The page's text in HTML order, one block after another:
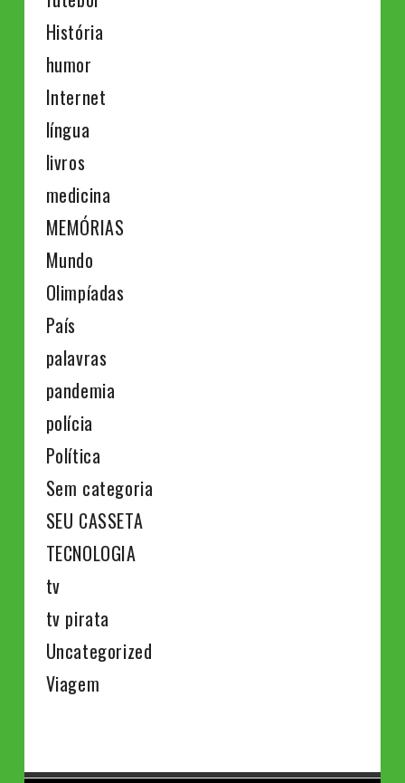
História
humor
Internet
língua
livros
medicina
MEMÓRIAS
Mundo
Olimpíadas
País
palavras
pandemia
polícia
Política
Sem categoria
SEU CASSETA
TECNOLOGIA
tv
tv pirata
Uncategorized
Viagem